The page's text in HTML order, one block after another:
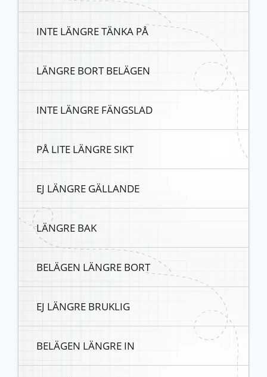
INTE LÄNGRE TÄNKA PÅ
LÄNGRE BORT BELÄGEN
INTE LÄNGRE FÄNGSLAD
PÅ LITE LÄNGRE SIKT
EJ LÄNGRE GÄLLANDE
LÄNGRE BAK
BELÄGEN LÄNGRE BORT
EJ LÄNGRE BRUKLIG
BELÄGEN LÄNGRE IN